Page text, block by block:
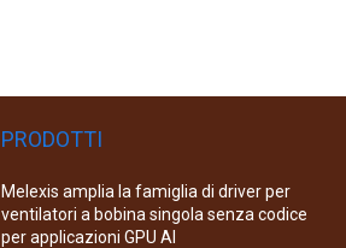
PRODOTTI
Melexis amplia la famiglia di driver per
ventilatori a bobina singola senza codice
per applicazioni GPU AI